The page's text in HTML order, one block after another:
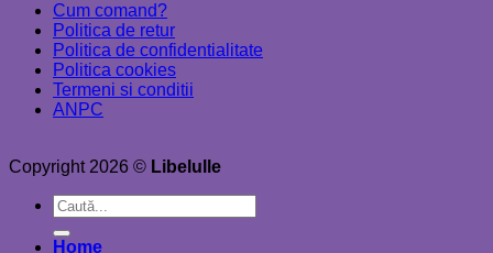
Cum comand?
Politica de retur
Politica de confidentialitate
Politica cookies
Termeni si conditii
ANPC
Copyright 2026 © Libelulle
Caută
după:
Home